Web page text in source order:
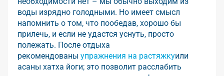
воды изрядно голодными. Но имеет смысл
напомнить о том, что пообедав, хорошо бы
прилечь, и если не удастся уснуть, просто
полежать. После отдыха
рекомендованы упражнения на растяжкуили
асаны хатха йоги; это позволит расслабить